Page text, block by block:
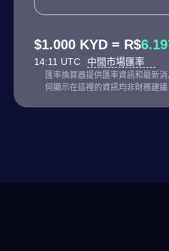
$1.000 KYD = R$
14:11 UTC 中間市場匯率
匯率換算器提供匯率資訊和最新
何顯示在這裡的資訊均非財務建議